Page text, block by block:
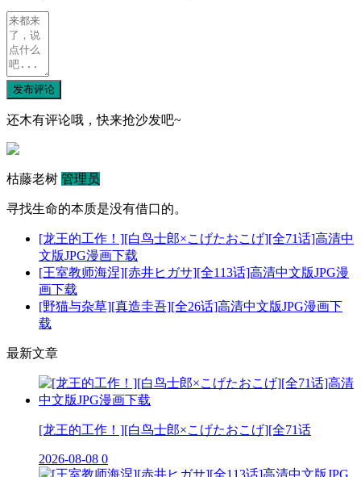
发布评论
还木有评论哦，快来抢沙发吧~
枯藤老树 管理员
寻找生命的本质是没有借口的。
[龙王的工作！][白鸟士郎×こげたおこげ][全71话]高清中
文版JPG漫画下载
[王室教师海涅][赤井ヒガサ][全113话]高清中文版JPG漫
画下载
[野猫与杂草][真造圭吾][全26话]高清中文版JPG漫画下
载
最新文章
[龙王的工作！][白鸟士郎×こげたおこげ][全71话
2026-08-08 0